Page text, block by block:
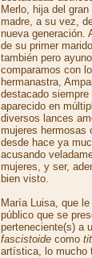
Merlo, hija del
madre, a su vez,
nueva generación.
de su primer
también pero
comparamos con
hermanastra,
destacado siempre
aparecido en
diversos lances
mujeres hermosas
desde hace ya
acusando
mujeres, y ser,
bien visto.
María Luisa, que
público que se
perteneciente(s) a
fascistoide como
artística, lo mucho